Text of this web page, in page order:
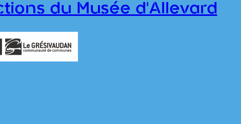
du Musée d'Allevard